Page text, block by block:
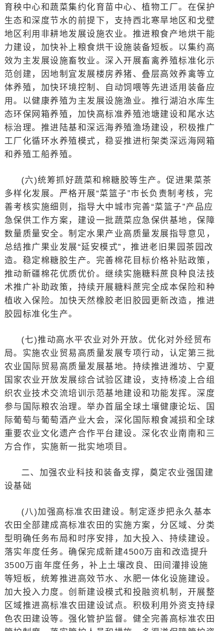
育秧中心和蔬菜集约化育苗中心、植物工厂。在保护
生态和深度节水的前提下，支持西北寒旱地区和戈壁
地区利用非耕地发展设施农业。推进粮食产地烘干能
力建设，加快补上粮食烘干设施装备短板。以集约高
效为主发展设施畜牧业。深入开展畜禽养殖标准化示
范创建，因地制宜发展楼房养猪、叠层高效养禽等立
体养殖，加快环境控制、自动饲喂等先进适用装备应
用。以健康养殖为主发展设施渔业。推行湖泊水库生
态环保网箱养殖，加快高标准养殖池塘建设和尾水达
标治理。推进陆基和深远海养殖渔场建设，积极推广
工厂化循环水养殖模式，稳妥推进桁架类深远海网箱
和养殖工船养殖。
(六)统筹抓好蔬菜和棉糖胶等生产。促进果菜茶
多样化发展。严格开展“菜篮子”市长负责制考核，完
善考核实施细则，指导大中城市完善“菜篮子”产品应
急保供工作方案，建设一批蔬菜应急保供基地，保障
数量质量安全。制定水果产业高质量发展指导意见，
总结推广果业发展“延安模式”，推进老旧果园茶园改
造。稳定棉糖胶生产。完善棉花目标价格补贴政策，
推动新疆棉花优质优价。继续实施糖料蔗良种良法技
术推广补助政策，持续开展糖料蔗完全成本保险和种
植收入保险。加快天然橡胶老旧胶园更新改造，推进
胶园标准化生产。
(七)推动高水平农业对外开放。优化对外经贸布
局。实施农业贸易高质量发展专项行动，认定第三批
农业国际贸易高质量发展基地。持续推进潍坊、宁夏
国家农业开放发展综合试验区建设，支持杨凌上合组
织农业技术交流培训示范基地建设和功能发挥。深度
参与国际粮农治理。举办首届全球土壤健康论坛、国
际葡萄与葡萄酒产业大会，深化国际粮食减损和全球
重要农业文化遗产合作平台建设。深化农业南南和三
方合作，实施新一批实地项目。
二、加强农业科技和装备支撑，奠定农业强国建
设基础
(八)加强高标准农田建设。制定逐步把永久基本
农田全部建成高标准农田的实施方案，分区域、分类
型明确任务布局和时序安排，加大投入、持续建设。
落实年度任务。确保完成新建4500万亩和改造提升
3500万亩年度任务，补上土壤改良、田间灌排设施
等短板，统筹推进高效节水、水肥一体化设施建设。
加大投入力度。创新建设模式和投融资机制，开展整
区域推进高标准农田建设试点。积极利用外资支持绿
色农田建设等。强化管护监督。健全完善高标准农田